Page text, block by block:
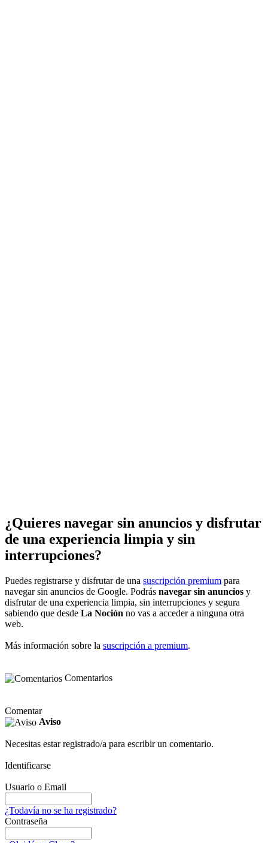
¿Quieres navegar sin anuncios y disfrutar
de una experiencia limpia y sin
interrupciones?
Puedes registrarse y disfrutar de una suscripción premium para
navegar sin anuncios de Google. Podrás navegar sin anuncios y
disfrutar de una experiencia limpia, sin interrupciones y segura
sabiendo que desde La Noción no vas a acceder a ninguna otra
web.
Más información sobre la suscripción a premium.
Comentarios
Comentar
Aviso
Necesitas estar registrado/a para escribir un comentario.
Identificarse
Usuario o Email
¿Todavía no se ha registrado?
Contraseña